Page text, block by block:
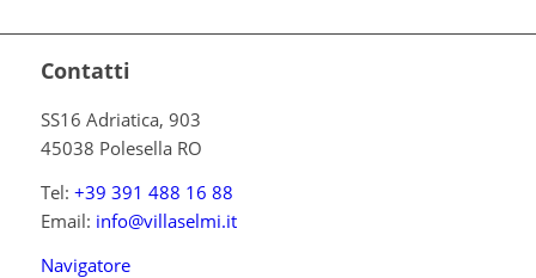
Contatti
SS16 Adriatica, 903
45038 Polesella RO
Tel: +39 391 488 16 88
Email: info@villaselmi.it
Navigatore